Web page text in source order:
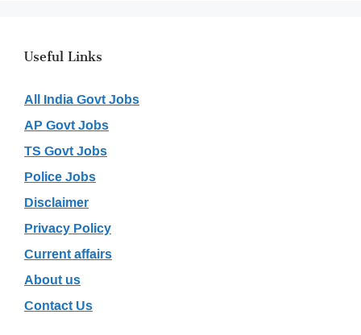
Useful Links
All India Govt Jobs
AP Govt Jobs
TS Govt Jobs
Police Jobs
Disclaimer
Privacy Policy
Current affairs
About us
Contact Us